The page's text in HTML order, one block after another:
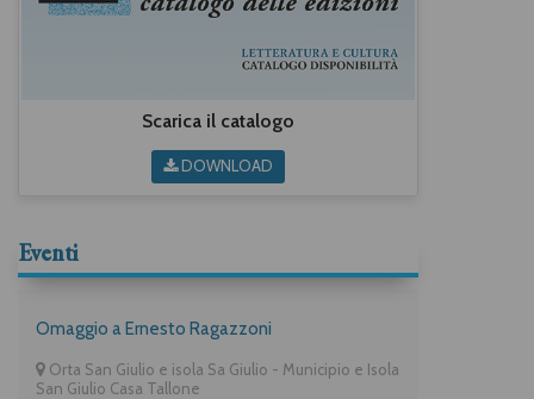
Scarica il catalogo
DOWNLOAD
Eventi
Omaggio a Ernesto Ragazzoni
Orta San Giulio e isola Sa Giulio - Municipio e Isola
San Giulio Casa Tallone